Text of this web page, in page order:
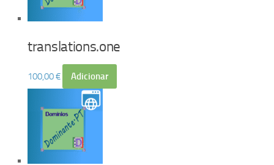
translations.one
100,00€ Adicionar